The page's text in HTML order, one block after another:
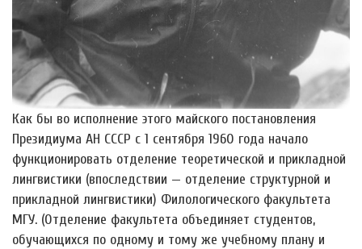
Как бы во исполнение этого майского постановления
Президиума АН СССР с 1 сентября 1960 года начало
функционировать отделение теоретической и прикладной
лингвистики (впоследствии — отделение структурной и
прикладной лингвистики) Филологического факультета
МГУ. (Отделение факультета объединяет студентов,
обучающихся по одному и тому же учебному плану и